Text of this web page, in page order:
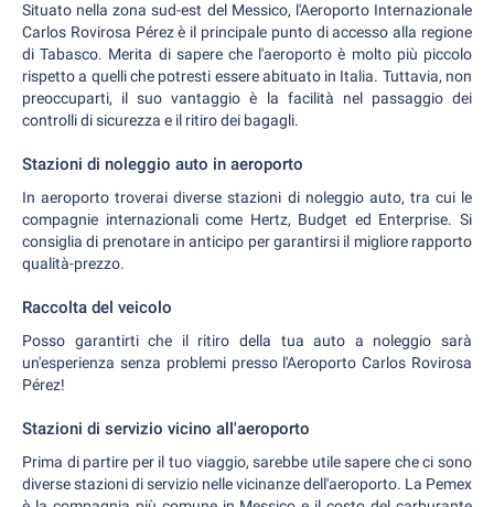
Situato nella zona sud-est del Messico, l'Aeroporto Internazionale
Carlos Rovirosa Pérez è il principale punto di accesso alla regione
di Tabasco. Merita di sapere che l'aeroporto è molto più piccolo
rispetto a quelli che potresti essere abituato in Italia. Tuttavia, non
preoccuparti, il suo vantaggio è la facilità nel passaggio dei
controlli di sicurezza e il ritiro dei bagagli.
Stazioni di noleggio auto in aeroporto
In aeroporto troverai diverse stazioni di noleggio auto, tra cui le
compagnie internazionali come Hertz, Budget ed Enterprise. Si
consiglia di prenotare in anticipo per garantirsi il migliore rapporto
qualità-prezzo.
Raccolta del veicolo
Posso garantirti che il ritiro della tua auto a noleggio sarà
un'esperienza senza problemi presso l'Aeroporto Carlos Rovirosa
Pérez!
Stazioni di servizio vicino all'aeroporto
Prima di partire per il tuo viaggio, sarebbe utile sapere che ci sono
diverse stazioni di servizio nelle vicinanze dell'aeroporto. La Pemex